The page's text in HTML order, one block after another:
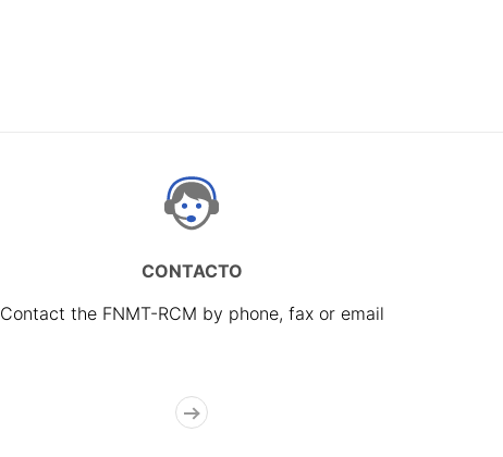
CONTACTO
Contact the FNMT-RCM by phone, fax or email